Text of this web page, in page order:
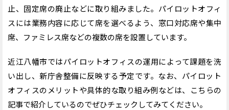
止、固定席の廃止などに取り組みました。パイロットオフィ
スには業務内容に応じて席を選べるよう、窓口対応席や集中
席、ファミレス席などの複数の席を設置しています。
近江八幡市ではパイロットオフィスの運用によって課題を洗
い出し、新庁舎整備に反映する予定です。なお、パイロット
オフィスのメリットや具体的な取り組み例などは、こちらの
記事で紹介しているのでぜひチェックしてみてください。